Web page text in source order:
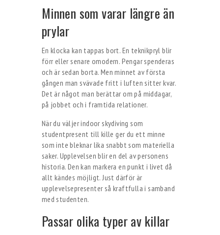
Minnen som varar längre än
prylar
En klocka kan tappas bort. En teknikpryl blir
förr eller senare omodern. Pengar spenderas
och är sedan borta. Men minnet av första
gången man svävade fritt i luften sitter kvar.
Det är något man berättar om på middagar,
på jobbet och i framtida relationer.
När du väljer indoor skydiving som
studentpresent till kille ger du ett minne
som inte bleknar lika snabbt som materiella
saker. Upplevelsen blir en del av personens
historia. Den kan markera en punkt i livet då
allt kändes möjligt. Just därför är
upplevelsepresenter så kraftfulla i samband
med studenten.
Passar olika typer av killar